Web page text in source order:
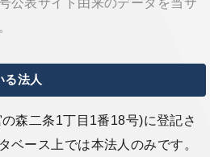
公表サイト由来のデータを当サ
る法人
森二条1丁目1番18号)に登記さ
ベース上では本法人のみです。